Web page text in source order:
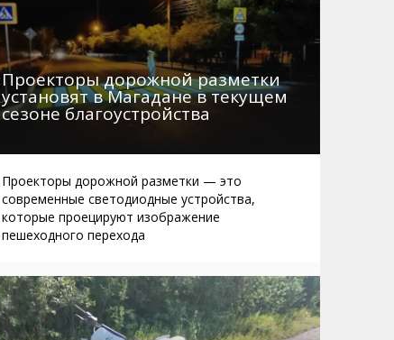
Проекторы дорожной разметки
установят в Магадане в текущем
сезоне благоустройства
Проекторы дорожной разметки — это
современные светодиодные устройства,
которые проецируют изображение
пешеходного перехода